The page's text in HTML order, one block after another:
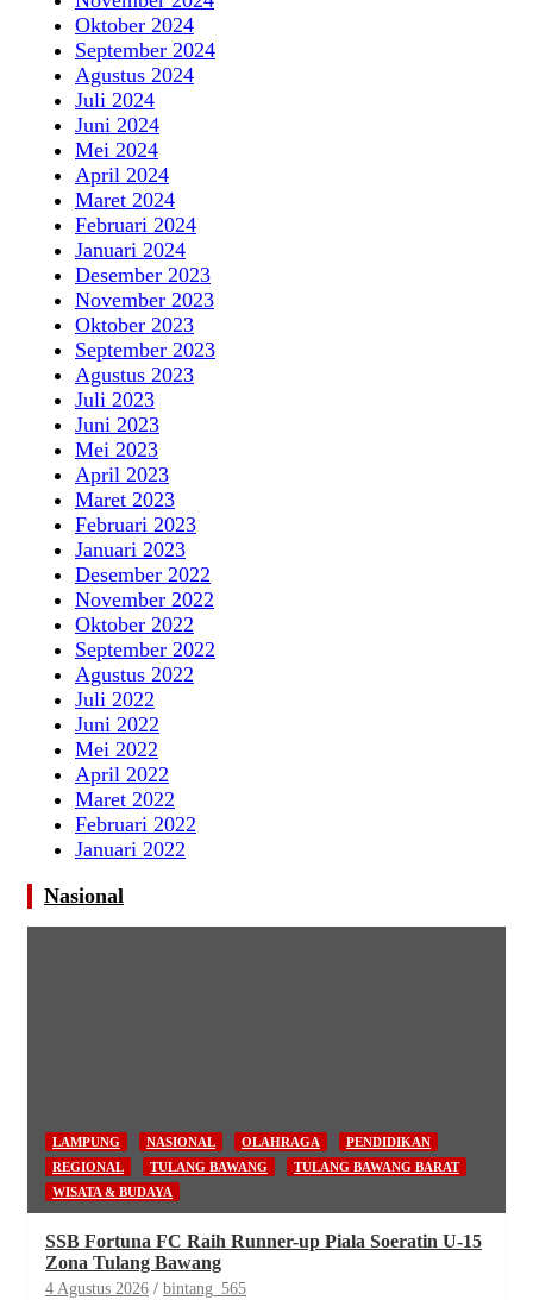
Oktober 2024
September 2024
Agustus 2024
Juli 2024
Juni 2024
Mei 2024
April 2024
Maret 2024
Februari 2024
Januari 2024
Desember 2023
November 2023
Oktober 2023
September 2023
Agustus 2023
Juli 2023
Juni 2023
Mei 2023
April 2023
Maret 2023
Februari 2023
Januari 2023
Desember 2022
November 2022
Oktober 2022
September 2022
Agustus 2022
Juli 2022
Juni 2022
Mei 2022
April 2022
Maret 2022
Februari 2022
Januari 2022
Nasional
LAMPUNG NASIONAL OLAHRAGA
PENDIDIKAN
REGIONAL
TULANG BAWANG
TULANG BAWANG BARAT
WISATA & BUDAYA
SSB Fortuna FC Raih Runner-up Piala Soeratin U-15
Zona Tulang Bawang
4 Agustus 2026 bintang_565